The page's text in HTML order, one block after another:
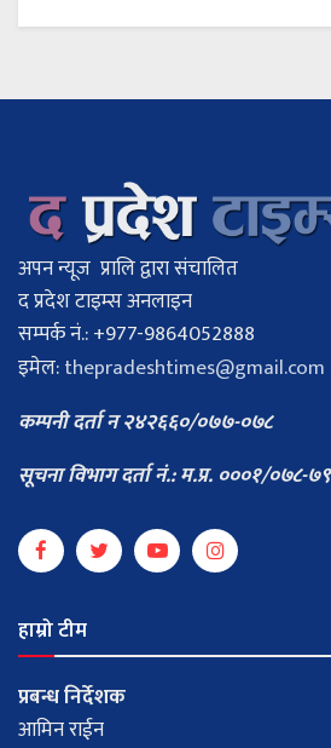
अपन न्यूज प्रालि द्वारा संचालित
द प्रदेश टाइम्स अनलाइन
सम्पर्क नं.: +977-9864052888
इमेल:thepradeshtimes@gmail.com
कम्पनी दर्ता न २४२६६०/०७७-०७८
सूचना विभाग दर्ता नं.: म.प्र. ०००१/०७८-७९
हाम्रो टीम
प्रबन्ध निर्देशक
आमिन राईन